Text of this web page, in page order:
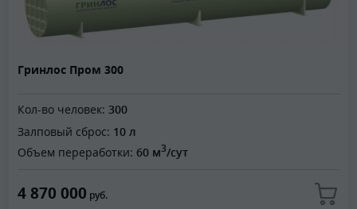
Гринлос Пром 300
Кол-во человек: 300
Залповый сброс: 10 л
Объем переработки: 60 м3/сут
4 870 000 руб.